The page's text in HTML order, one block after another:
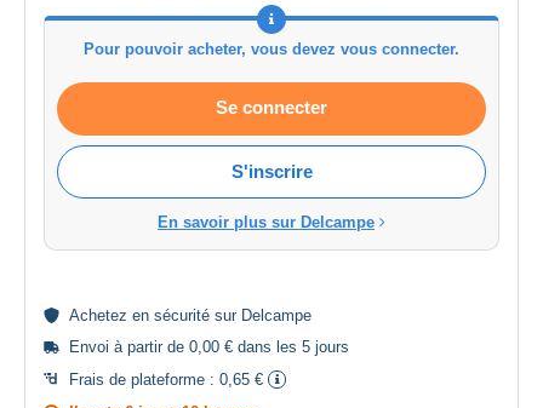
Pour pouvoir acheter, vous devez vous connecter.
Se connecter
S'inscrire
En savoir plus sur Delcampe
Achetez en sécurité sur Delcampe
Envoi à partir de 0,00 € dans les 5 jours
Frais de plateforme : 0,65 €